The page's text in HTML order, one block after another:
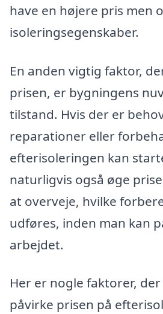
have en højere pris men
isoleringsegenskaber.
En anden vigtig faktor,
prisen, er bygningens
tilstand. Hvis der er
reparationer eller
efterisoleringen kan
naturligvis også øge
at overveje, hvilke
udføres, inden man kan
arbejdet.
Her er nogle faktorer,
påvirke prisen på